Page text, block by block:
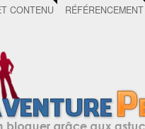
CONTENU RÉFÉRENCEMENT